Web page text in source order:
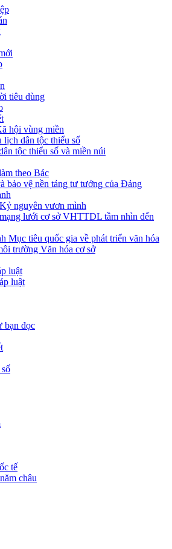
tiêu dùng
hội vùng miền
lịch dân tộc thiểu số
tộc thiểu số và miền núi
theo Bác
bảo vệ nền tảng tư tưởng của Đảng
nguyên vươn mình
lưới cơ sở VHTTDL tầm nhìn đến
Mục tiêu quốc gia về phát triển văn hóa
trường Văn hóa cơ sở
luật
luật
bạn đọc
tế
châu